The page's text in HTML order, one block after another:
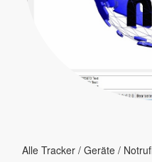
Alle Tracker / Geräte /